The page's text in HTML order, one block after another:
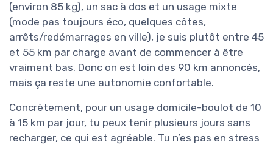
(environ 85 kg), un sac à dos et un usage mixte
(mode pas toujours éco, quelques côtes,
arrêts/redémarrages en ville), je suis plutôt entre 45
et 55 km par charge avant de commencer à être
vraiment bas. Donc on est loin des 90 km annoncés,
mais ça reste une autonomie confortable.
Concrètement, pour un usage domicile-boulot de 10
à 15 km par jour, tu peux tenir plusieurs jours sans
recharger, ce qui est agréable. Tu n’es pas en stress